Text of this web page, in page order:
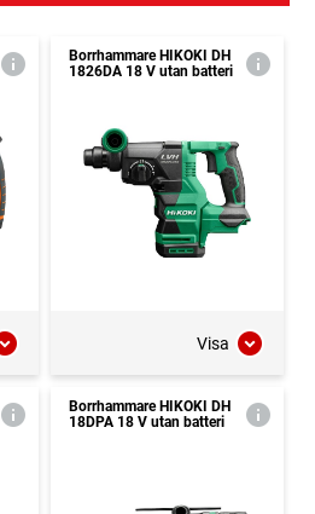
Borrhammare HIKOKI DH
1826DA 18 V utan batteri
Visa
Borrhammare HIKOKI DH
18DPA 18 V utan batteri